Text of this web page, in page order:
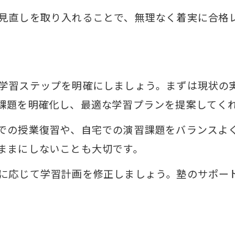
しを取り入れることで、無理なく着実に合格
ステップを明確にしましょう。まずは現状
を明確化し、最適な学習プランを提案してくれ
授業復習や、自宅での演習課題をバランスよ
にしないことも大切です。
じて学習計画を修正しましょう。塾のサポ